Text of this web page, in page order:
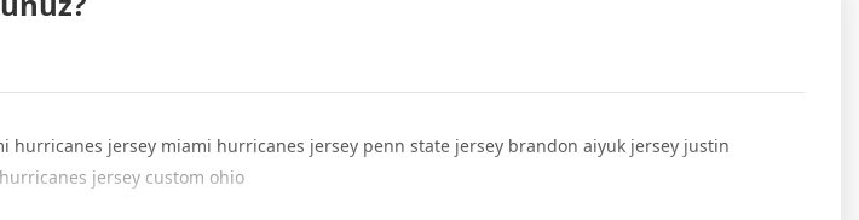
jersey miami hurricanes jersey penn state jersey brandon aiyuk jersey justin
jersey custom ohio